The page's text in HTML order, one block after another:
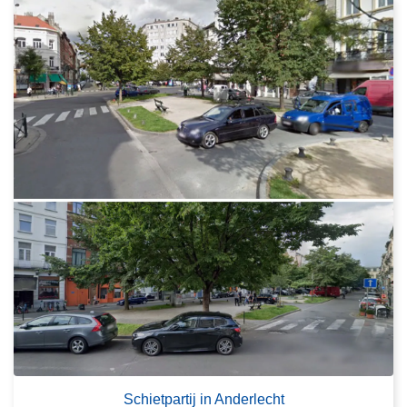
Schietpartij in Anderlecht